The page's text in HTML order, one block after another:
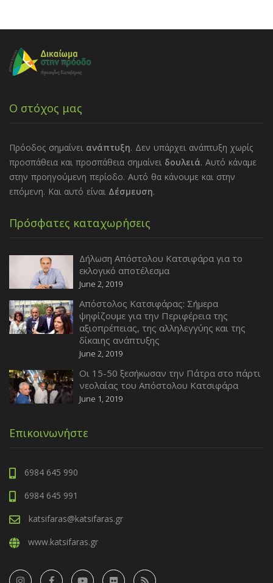
Ο στόχος μας
Πρόοδος σημαίνει ανάπτυξη. Δεν υπάρχει ανάπτυξη χωρίς
προσπάθεια και προσπάθεια σημαίνει δουλειά. Αυτό κάναμε
στην προηγούμενη περίοδο. Αυτό θα κάνουμε και στην
επόμενη. Και αυτό είναι Δέσμευση.
Πρόσφατες καταχωρήσεις
Δήλωση Απόστολου Κατσιφάρα για το
εκλογικό αποτέλεσμα
June 2, 2019
Απόστολος Κατσιφάρας: Σήμερα
ψηφίζουμε για την Περιφέρεια της
αξιοπρέπειας, της αλληλεγγύης και της
δίκαιης ανάπτυξης
June 2, 2019
Οι 15-50 ξεσήκωσαν την Πάτρα στο πάρτι
νεολαίας του Απόστολου Κατσιφάρα
June 1, 2019
Επικοινωνήστε
6984 645 990
6984 645 991
katsifaras@katsifaras.gr
www.katsifaras.gr